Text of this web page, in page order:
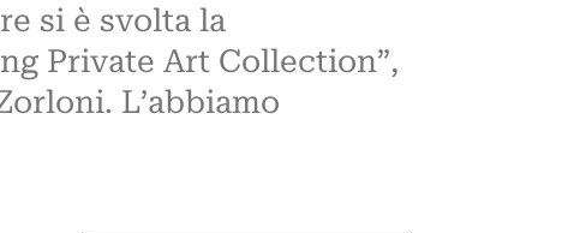
si è svolta la
Private Art Collection”,
L’abbiamo